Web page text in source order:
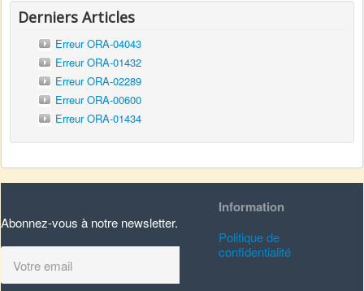
Derniers Articles
Erreur ORA-04043
Erreur ORA-01432
Erreur ORA-02289
Erreur ORA-00600
Erreur ORA-01434
Abonnez-vous à notre newsletter.
Information
Politique de
confidentialité